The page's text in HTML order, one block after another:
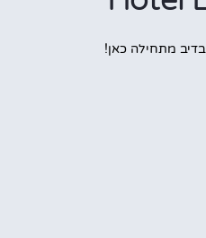
כאן!